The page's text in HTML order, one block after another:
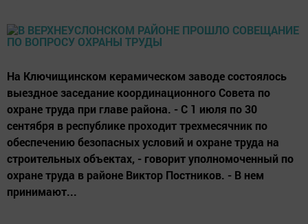
На Ключищинском керамическом заводе состоялось
выездное заседание координационного Совета по
охране труда при главе района. - С 1 июля по 30
сентября в республике проходит трехмесячник по
обеспечению безопасных условий и охране труда на
строительных объектах, - говорит уполномоченный по
охране труда в районе Виктор Постников. - В нем
принимают...